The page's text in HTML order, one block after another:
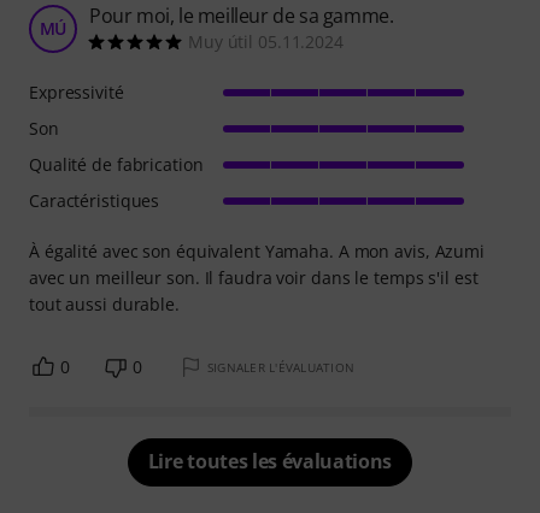
MÚ Pour moi, le meilleur de sa gamme.
Muy útil 05.11.2024
À égalité avec son équivalent Yamaha. A mon avis, Azumi
avec un meilleur son. Il faudra voir dans le temps s'il est
tout aussi durable.
Expressivité
Son
Qualité de fabrication
Caractéristiques
0 0 SIGNALER L'ÉVALUATION
Lire toutes les évaluations